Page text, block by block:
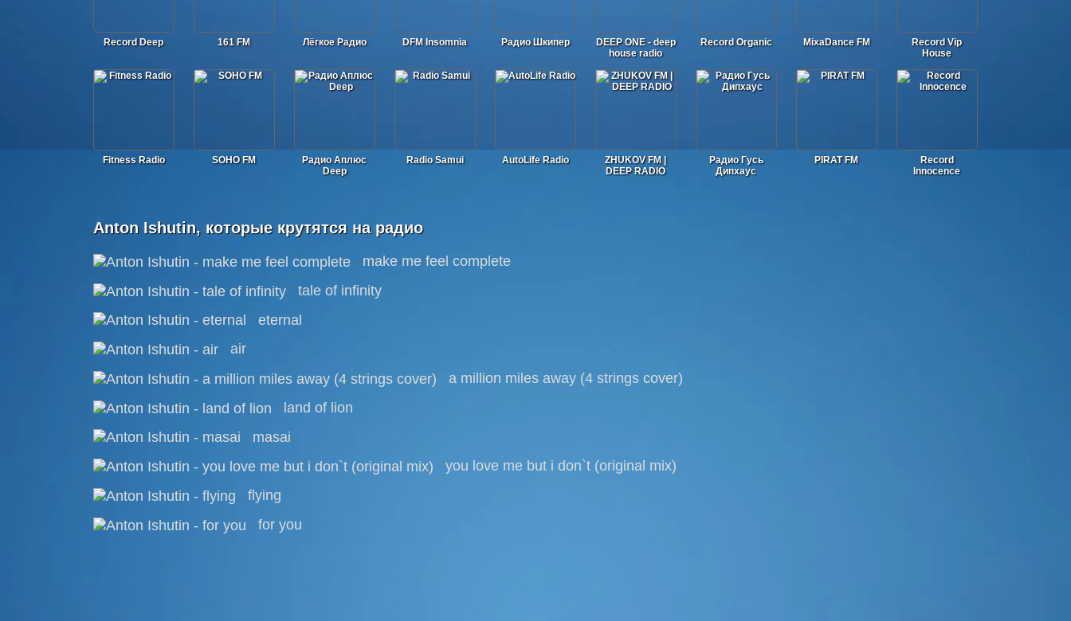
Record Deep 161 FM Лёгкое Радио DFM Insomnia Радио Шкипер
DEEP ONE - deep
house radio
Record Organic MixaDance FM
Record Vip
House
Fitness Radio SOHO FM
Радио Аплюс
Deep
Radio Samui AutoLife Radio
ZHUKOV FM |
DEEP RADIO
Радио Гусь
Дипхаус
PIRAT FM
Record
Innocence
Anton Ishutin, которые крутятся на радио
make me feel complete
tale of infinity
eternal
air
a million miles away (4 strings cover)
land of lion
masai
you love me but i don`t (original mix)
flying
for you